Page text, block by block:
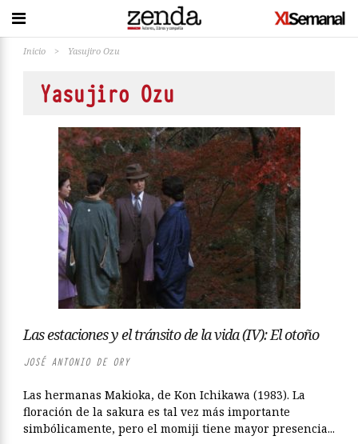
Inicio > Yasujiro Ozu
Yasujiro Ozu
Las estaciones y el tránsito de la vida (IV): El otoño
JOSÉ ANTONIO DE ORY
Las hermanas Makioka, de Kon Ichikawa (1983). La
floración de la sakura es tal vez más importante
simbólicamente, pero el momiji tiene mayor presencia...